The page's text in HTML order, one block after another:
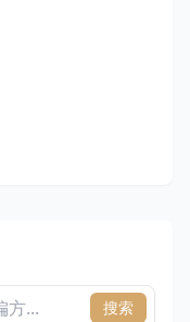
搜索